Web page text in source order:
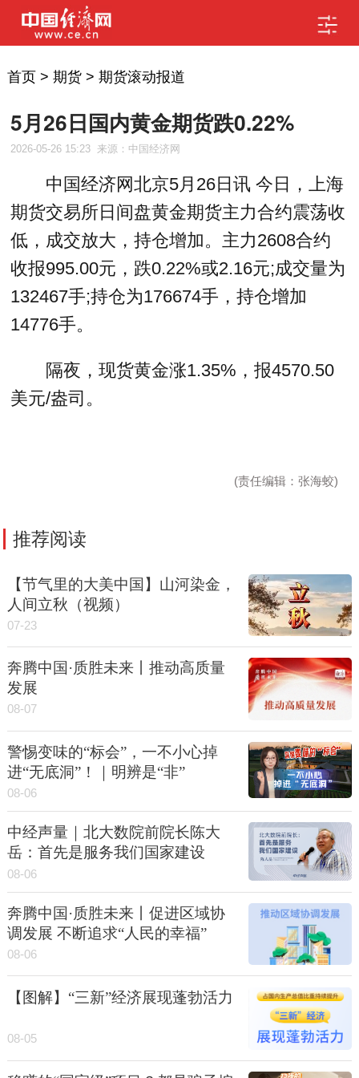
首页> 期货> 期货滚动报道
5月26日国内黄金期货跌0.22%
2026-05-26 15:23 来源：中国经济网
中国经济网北京5月26日讯 今日，上海
期货交易所日间盘黄金期货主力合约震荡收
低，成交放大，持仓增加。主力2608合约
收报995.00元，跌0.22%或2.16元;成交量为
132467手;持仓为176674手，持仓增加
14776手。
隔夜，现货黄金涨1.35%，报4570.50
美元/盎司。
(责任编辑：张海蛟)
推荐阅读
【节气里的大美中国】山河染金，
人间立秋（视频）
07-23
奔腾中国·质胜未来丨推动高质量
发展
08-07
警惕变味的“标会”，一不小心掉
进“无底洞”！｜明辨是“非”
08-06
中经声量｜北大数院前院长陈大
岳：首先是服务我们国家建设
08-06
奔腾中国·质胜未来丨促进区域协
调发展 不断追求“人民的幸福”
08-06
【图解】“三新”经济展现蓬勃活力
08-05